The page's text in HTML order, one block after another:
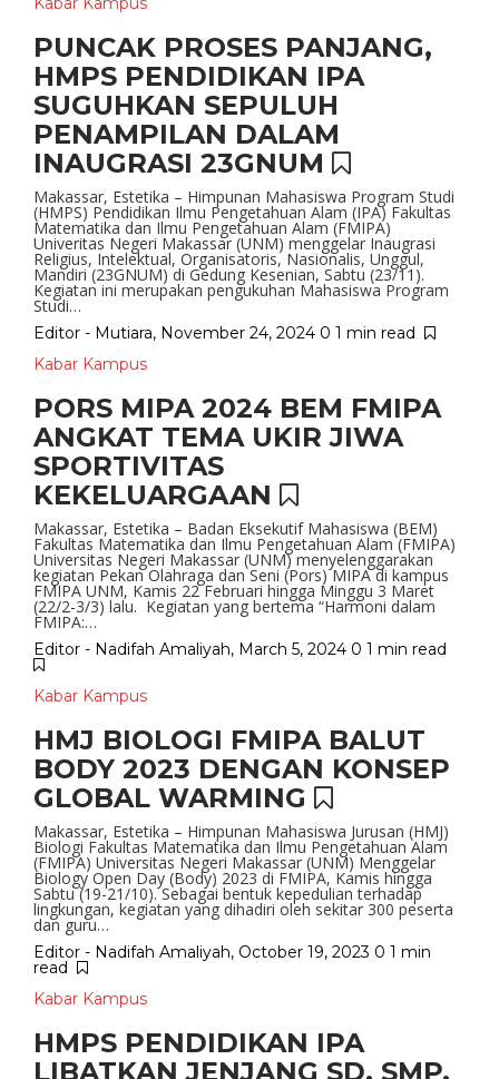
PUNCAK PROSES PANJANG,
HMPS PENDIDIKAN IPA
SUGUHKAN SEPULUH
PENAMPILAN DALAM
INAUGRASI 23GNUM
Makassar, Estetika – Himpunan Mahasiswa Program Studi
(HMPS) Pendidikan Ilmu Pengetahuan Alam (IPA) Fakultas
Matematika dan Ilmu Pengetahuan Alam (FMIPA)
Univeritas Negeri Makassar (UNM) menggelar Inaugrasi
Religius, Intelektual, Organisatoris, Nasionalis, Unggul,
Mandiri (23GNUM) di Gedung Kesenian, Sabtu (23/11).
Kegiatan ini merupakan pengukuhan Mahasiswa Program
Studi…
Editor - Mutiara, November 24, 2024 0 1 min read
Kabar Kampus
PORS MIPA 2024 BEM FMIPA
ANGKAT TEMA UKIR JIWA
SPORTIVITAS
KEKELUARGAAN
Makassar, Estetika – Badan Eksekutif Mahasiswa (BEM)
Fakultas Matematika dan Ilmu Pengetahuan Alam (FMIPA)
Universitas Negeri Makassar (UNM) menyelenggarakan
kegiatan Pekan Olahraga dan Seni (Pors) MIPA di kampus
FMIPA UNM, Kamis 22 Februari hingga Minggu 3 Maret
(22/2-3/3) lalu. Kegiatan yang bertema “Harmoni dalam
FMIPA:…
Editor - Nadifah Amaliyah, March 5, 2024 0 1 min read
Kabar Kampus
HMJ BIOLOGI FMIPA BALUT
BODY 2023 DENGAN KONSEP
GLOBAL WARMING
Makassar, Estetika – Himpunan Mahasiswa Jurusan (HMJ)
Biologi Fakultas Matematika dan Ilmu Pengetahuan Alam
(FMIPA) Universitas Negeri Makassar (UNM) Menggelar
Biology Open Day (Body) 2023 di FMIPA, Kamis hingga
Sabtu (19-21/10). Sebagai bentuk kepedulian terhadap
lingkungan, kegiatan yang dihadiri oleh sekitar 300 peserta
dan guru…
Editor - Nadifah Amaliyah, October 19, 2023 0 1 min
read
Kabar Kampus
HMPS PENDIDIKAN IPA
LIBATKAN JENJANG SD, SMP,